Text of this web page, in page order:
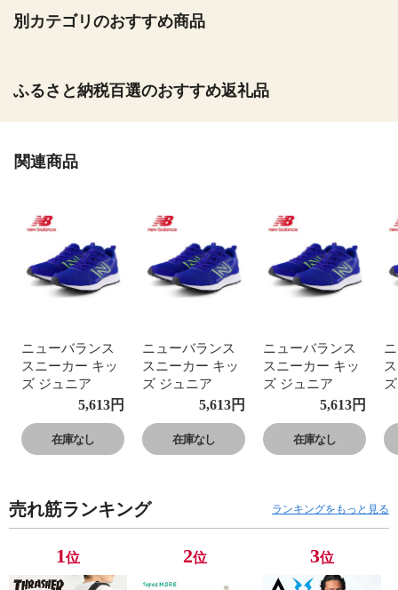
別カテゴリのおすすめ商品
ふるさと納税百選のおすすめ返礼品
関連商品
ニューバランス
スニーカー キッ
ズ ジュニア
GE650 運動靴 子
供靴 フレッシュ
フォーム ローカ
ット Fresh Foam
5,613円
在庫なし
ニューバランス
スニーカー キッ
ズ ジュニア
GE650 運動靴 子
供靴 フレッシュ
フォーム ローカ
ット Fresh Foam
5,613円
在庫なし
ニューバランス
スニーカー キッ
ズ ジュニア
GE650 運動靴 子
供靴 フレッシュ
フォーム ローカ
ット Fresh Foam
5,613円
在庫なし
売れ筋ランキング ランキングをもっと見る
1位 2位 3位